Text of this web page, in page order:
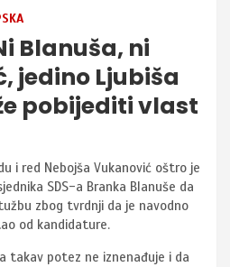
Blanuša, ni
jedino Ljubiša
pobijediti vlast
i red Nebojša Vukanović oštro je
SDS-a Branka Blanuše da
zbog tvrdnji da je navodno
od kandidature.
takav potez ne iznenađuje i da